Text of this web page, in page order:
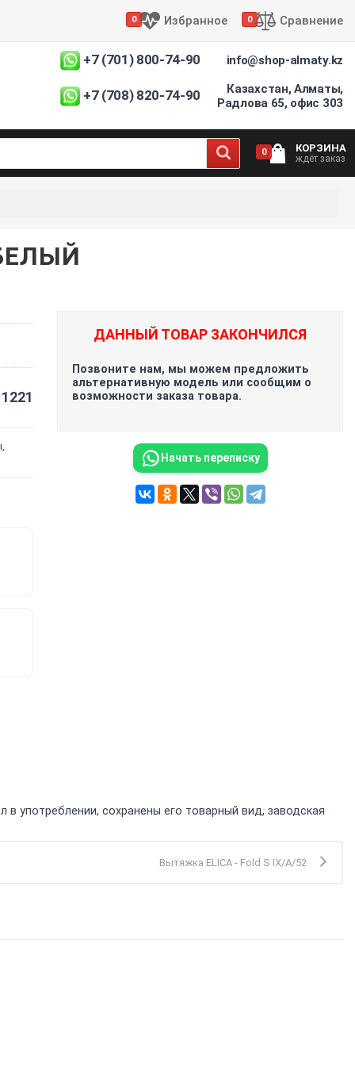
0 Избранное 0 Сравнение
+7 (701) 800-74-90
+7 (708) 820-74-90
info@shop-almaty.kz
Казахстан, Алматы,
Радлова 65, офис 303
0 КОРЗИНА
ждёт заказ
1221
ДАННЫЙ ТОВАР ЗАКОНЧИЛСЯ
Позвоните нам, мы можем предложить
альтернативную модель или сообщим о
возможности заказа товара.
Начать переписку
употреблении, сохранены его товарный вид, заводская
Вытяжка ELICA - Fold S IX/A/52